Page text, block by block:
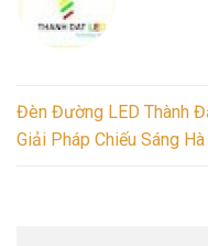
Đèn Đường LED Thành
Giải Pháp Chiếu Sáng